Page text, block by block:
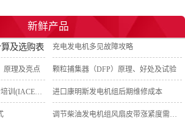
新鲜产品
及选购表 充电发电机多见故障攻略
原理及亮点 颗粒捕集器（DFP）原理、好处及试验
cummins开展发电机研讨会培训(IACET)认证工作 进口康明斯发电机组后期维修成本
调节柴油发电机组风扇皮带涨紧度需要注意哪些